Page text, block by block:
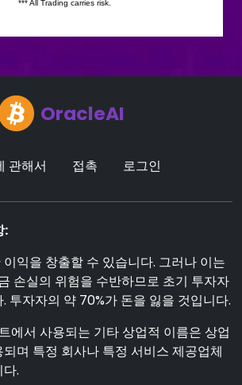
OracleAI
관해서 접촉 로그인
:
익을 창출할 수 있습니다. 그러나 이는
손실의 위험을 수반하므로 초기 투자자
투자자의 약 70%가 돈을 잃을 것입니다.
에서 사용되는 기타 상업적 이름은 상업
며 특정 회사나 특정 서비스 제공업체
.